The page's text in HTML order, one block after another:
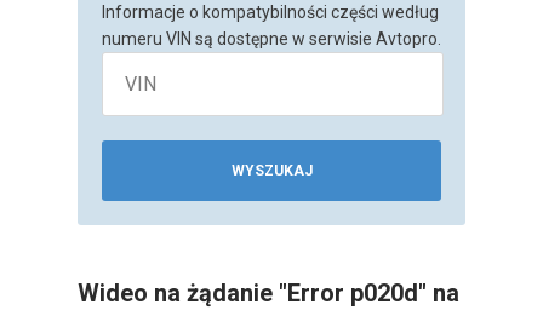
Informacje o kompatybilności części według
numeru VIN są dostępne w serwisie Avtopro.
WYSZUKAJ
Wideo na żądanie "Error p020d" na